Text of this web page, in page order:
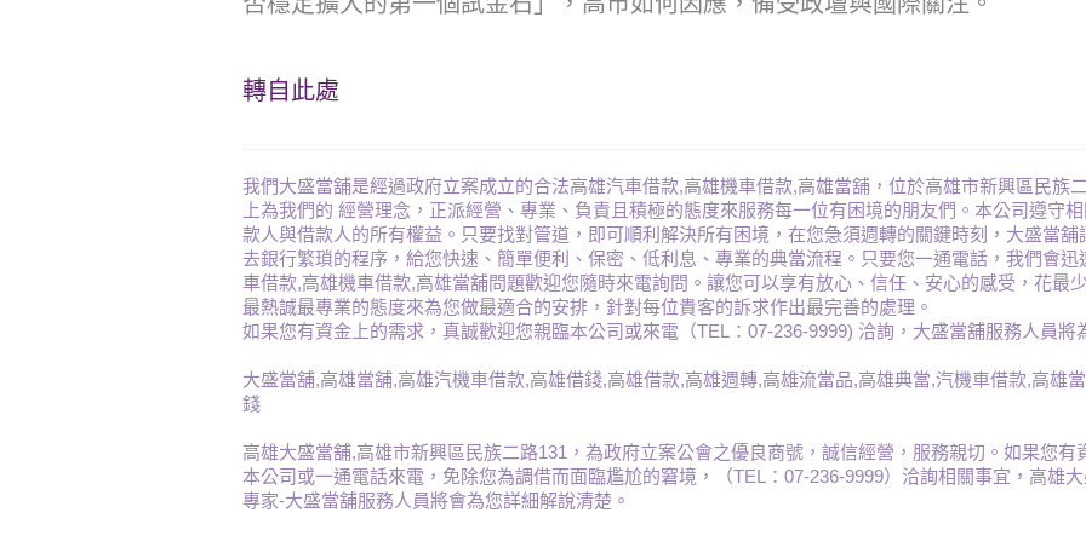
轉自此處
我們大盛當舖是經過政府立案成立的合法高雄汽車借款,高雄機車借款,高雄當舖，位於高雄市新興區民族
上為我們的 經營理念，正派經營、專業、負責且積極的態度來服務每一位有困境的朋友們。本公司遵守
款人與借款人的所有權益。只要找對管道，即可順利解決所有困境，在您急須週轉的關鍵時刻，大盛當
去銀行繁瑣的程序，給您快速、簡單便利、保密、低利息、專業的典當流程。只要您一通電話，我們會
車借款,高雄機車借款,高雄當舖問題歡迎您隨時來電詢問。讓您可以享有放心、信任、安心的感受，花最
最熱誠最專業的態度來為您做最適合的安排，針對每位貴客的訴求作出最完善的處理。
如果您有資金上的需求，真誠歡迎您親臨本公司或來電（TEL：07-236-9999) 洽詢，大盛當舖服務人員將
大盛當舖,高雄當舖,高雄汽機車借款,高雄借錢,高雄借款,高雄週轉,高雄流當品,高雄典當,汽機車借款,高雄
錢
高雄大盛當舖,高雄市新興區民族二路131，為政府立案公會之優良商號，誠信經營，服務親切。如果您
本公司或一通電話來電，免除您為調借而面臨尷尬的窘境，（TEL：07-236-9999）洽詢相關事宜，高雄
專家-大盛當舖服務人員將會為您詳細解說清楚。